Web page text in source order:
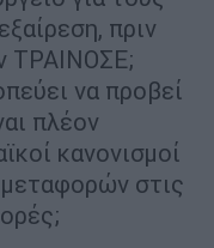
πριν
ΤΡΑΙΝΟΣΕ;
να προβεί
πλέον
κανονισμοί
στις